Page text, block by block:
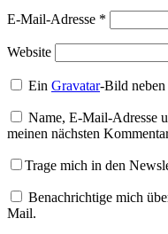
E-Mail-Adresse *
Website
EinGravatar-Bild neben
Name, E-Mail-Adresse
meinen nächsten
Trage mich in den
Benachrichtige mich
Mail.